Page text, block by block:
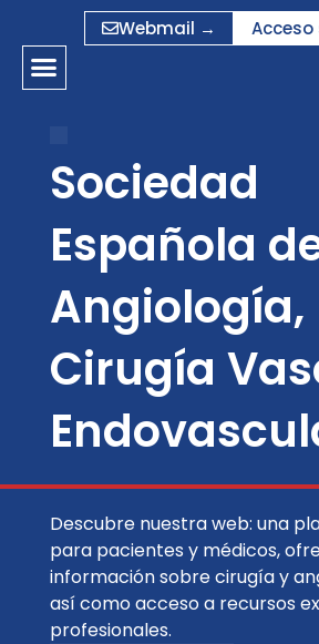
contenido
Webmail →
Sociedad
Española
Angiología,
Cirugía
Descubre nuestra web: una
para pacientes y médicos,
información sobre cirugía y
así como acceso a recursos
profesionales.